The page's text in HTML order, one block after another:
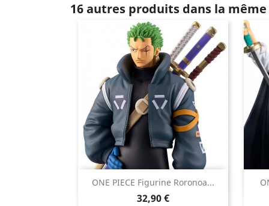
16 autres produits dans la
ONE PIECE Figurine Roronoa...
Prix
32,90 €
Aperçu rapide